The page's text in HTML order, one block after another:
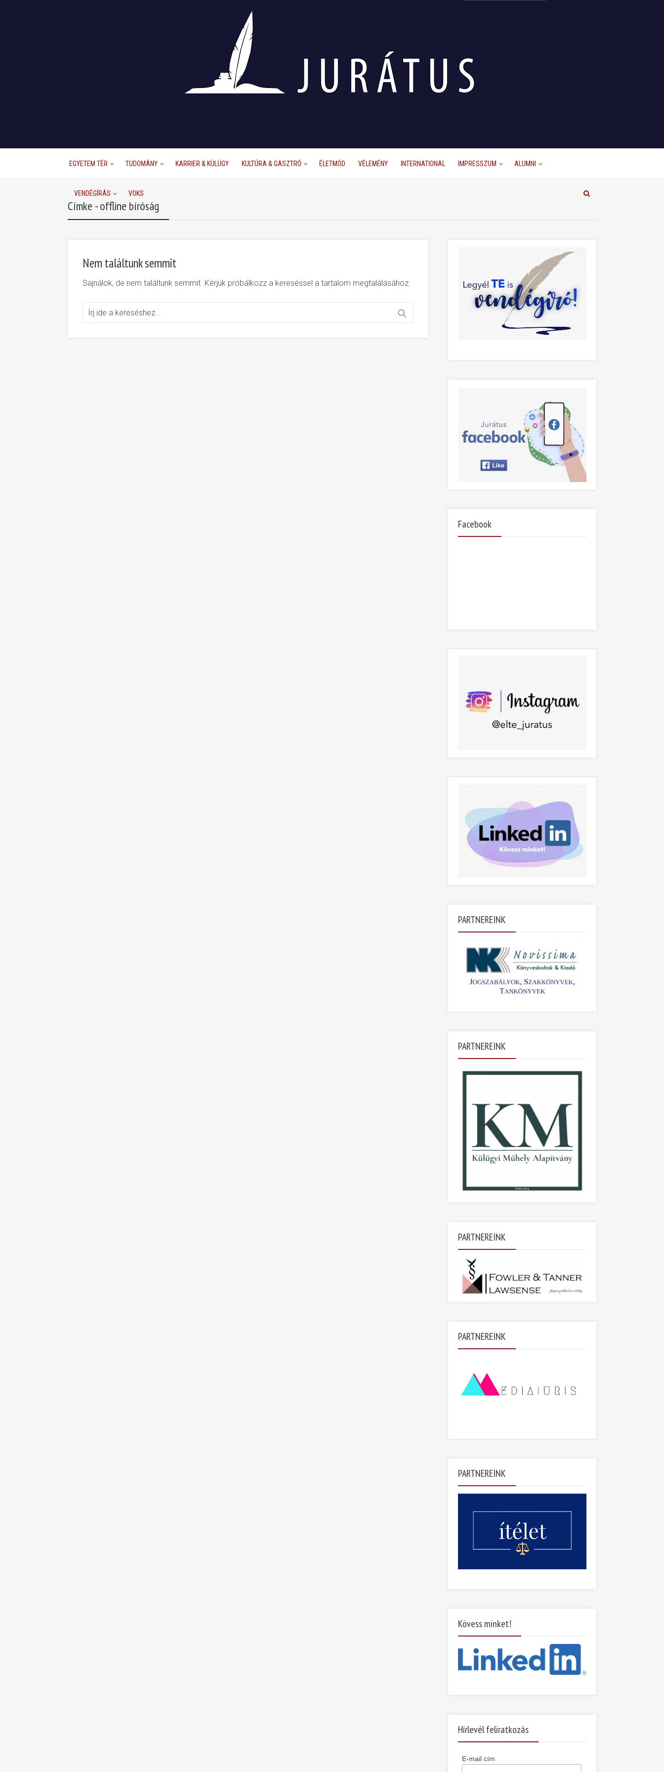
EGYETEM TÉR TUDOMÁNY KARRIER & KÜLÜGY KULTÚRA & GASZTRÓ ÉLETMÓD VÉLEMÉNY INTERNATIONAL IMPRESSZUM ALUMNI
VENDÉGÍRÁS VOKS
Címke - offline bíróság
Nem találtunk semmit
Sajnálok, de nem találtunk semmit. Kérjük próbálkozz a kereséssel a tartalom megtalálásához.
Search
Facebook
PARTNEREINK
PARTNEREINK
PARTNEREINK
PARTNEREINK
PARTNEREINK
Kövess minket!
Hírlevél feliratkozás
E-mail cím